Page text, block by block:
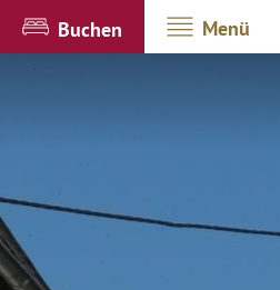
Buchen Menü